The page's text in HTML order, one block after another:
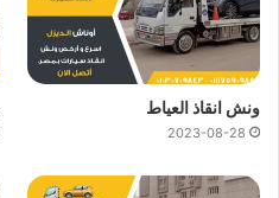
ونش انقاذ العياط
2023-08-28